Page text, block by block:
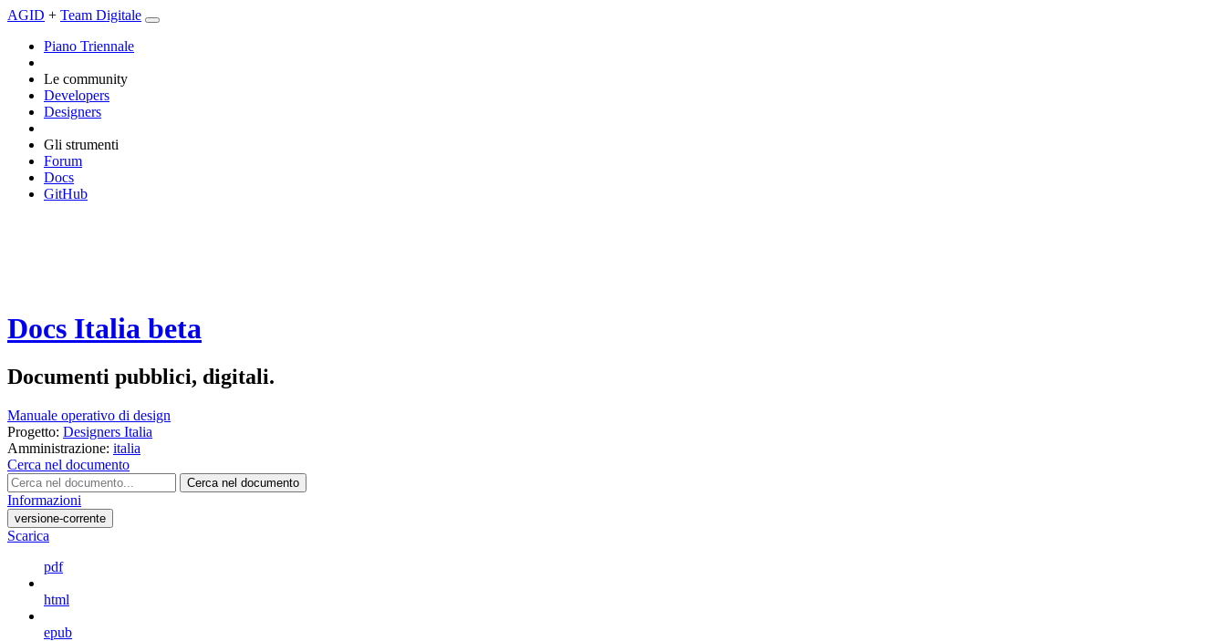
AGID + Team Digitale
Piano Triennale
Le community
Developers
Designers
Gli strumenti
Forum
Docs
GitHub
Docs Italia beta
Documenti pubblici, digitali.
Manuale operativo di design
Progetto: Designers Italia
Amministrazione: italia
Cerca nel documento
Cerca nel documento
Informazioni
versione-corrente
Scarica
pdf
html
epub